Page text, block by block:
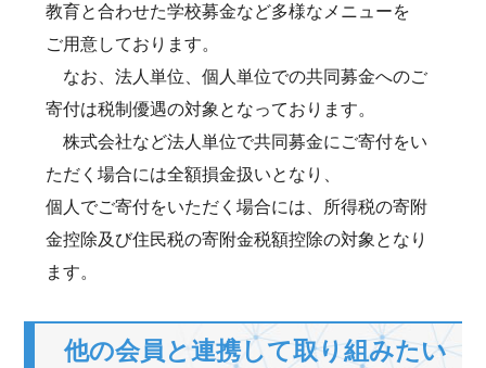
教育と合わせた学校募金など多様なメニューを
ご用意しております。
なお、法人単位、個人単位での共同募金へのご
寄付は税制優遇の対象となっております。
株式会社など法人単位で共同募金にご寄付をい
ただく場合には全額損金扱いとなり、
個人でご寄付をいただく場合には、所得税の寄附
金控除及び住民税の寄附金税額控除の対象となり
ます。
他の会員と連携して取り組みたい